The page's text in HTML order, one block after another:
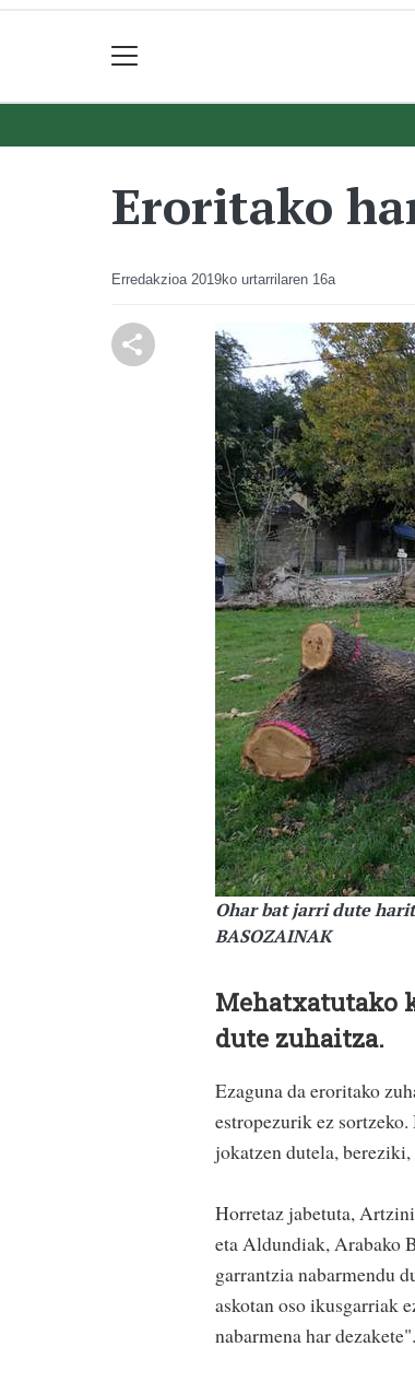
Eroritako
Erredakzioa 2019ko urtarrilaren 16a
Ohar bat jarri dute
BASOZAINAK
Mehatxatutako
dute zuhaitza.
Ezaguna da eroritako
estropezurik ez
jokatzen dutela,
Horretaz jabetuta,
eta Aldundiak, Arabako
garrantzia nabarmendu
askotan oso ikusgarriak
nabarmena har dezakete".